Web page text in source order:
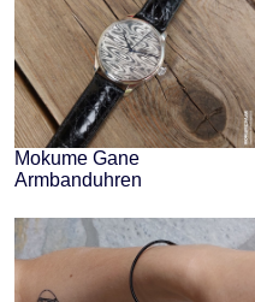
Mokume Gane
Armbanduhren